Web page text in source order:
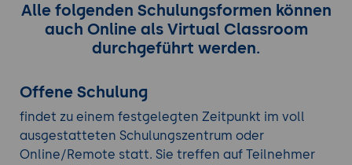
Alle folgenden Schulungsformen können
auch Online als Virtual Classroom
durchgeführt werden.
Offene Schulung
findet zu einem festgelegten Zeitpunkt im voll
ausgestatteten Schulungszentrum oder
Online/Remote statt. Sie treffen auf Teilnehmer